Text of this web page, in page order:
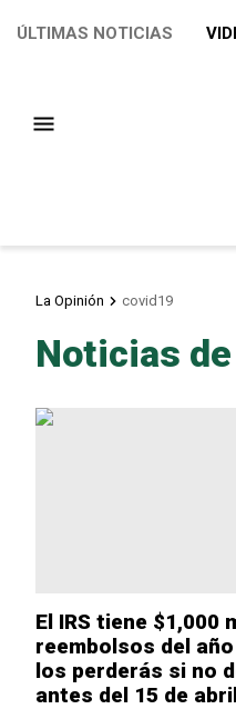
ÚLTIMAS NOTICIAS
La Opinión covid19
Noticias
El IRS tiene $1,000
reembolsos del año
los perderás si no
antes del 15 de